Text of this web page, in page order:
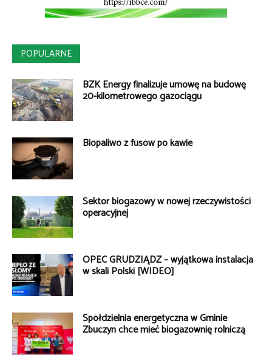
POPULARNE
BZK Energy finalizuje umowę na budowę
20-kilometrowego gazociągu
Biopaliwo z fusów po kawie
Sektor biogazowy w nowej rzeczywistości
operacyjnej
OPEC GRUDZIĄDZ – wyjątkowa instalacja
w skali Polski [WIDEO]
Spółdzielnia energetyczna w Gminie
Zbuczyn chce mieć biogazownię rolniczą